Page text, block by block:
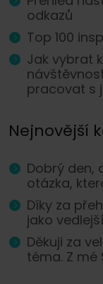
odkazů
Top 100
Jak vybrat
pracovat s
Nejnovější
Dobrý den,
otázka,
Díky za
jako
Děkuji za
téma. Z mé